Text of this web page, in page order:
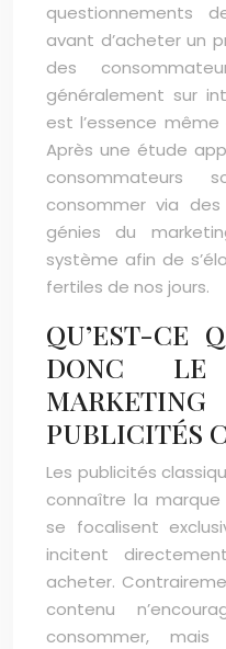
questionnements
avant d’acheter un
des
généralement sur
est l’essence
Après une étude
consommer via des
génies du
système afin de
fertiles de nos jours.
QU’EST-CE
DONC
PUBLICITÉS
Les publicités
connaître la
se focalisent
incitent
acheter.
contenu
consommer,